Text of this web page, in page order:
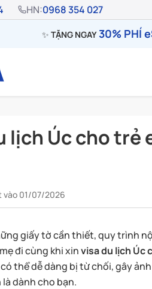
HN:0968 354 027
✨ TẶNG NGAY30% PHÍ
lịch Úc cho trẻ
vào 01/07/2026
giấy tờ cần thiết, quy trình
đi cùng khi xinvisa du lịch Úc
thể dễ dàng bị từ chối, gây
dành cho bạn.